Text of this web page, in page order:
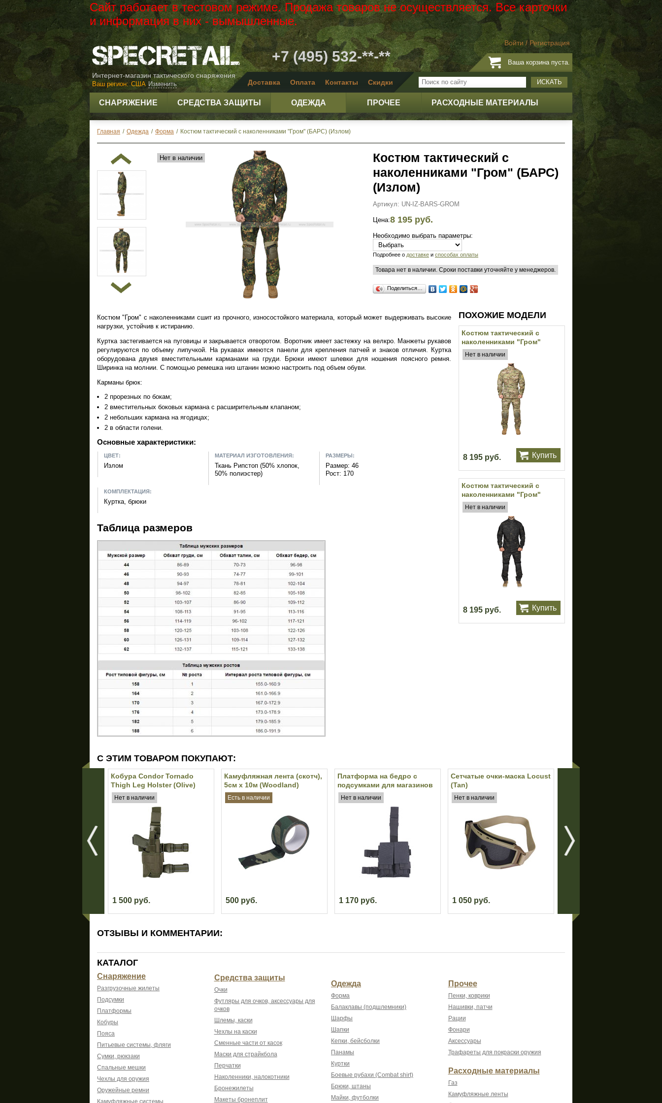
Сайт работает в тестовом режиме. Продажа товаров не осуществляется. Все карточки
и информация в них - вымышленные.
Войти / Регистрация
Ваша корзина пуста.
Интернет-магазин тактического снаряжения
+7 (495) 532-**-**
ИСКАТЬ
Доставка Оплата Контакты Скидки
Изменить
Ваш регион: США
СНАРЯЖЕНИЕ СРЕДСТВА ЗАЩИТЫ ОДЕЖДА ПРОЧЕЕ РАСХОДНЫЕ МАТЕРИАЛЫ
Главная / Одежда / Форма / Костюм тактический с наколенниками "Гром" (БАРС) (Излом)
Нет в наличии
Костюм тактический с
наколенниками "Гром" (БАРС)
(Излом)
Артикул: UN-IZ-BARS-GROM
Цена:8 195 руб.
Необходимо выбрать параметры:
Подробнее о доставке и способах оплаты
Товара нет в наличии. Сроки поставки уточняйте у менеджеров.
Поделиться…
ПОХОЖИЕ МОДЕЛИ
Костюм тактический с
наколенниками "Гром"
(БАРС) (Multicam)
Нет в наличии
8 195 руб. Купить
Костюм тактический с
наколенниками "Гром"
(БАРС) (Multicam Black)
Нет в наличии
8 195 руб. Купить
Костюм "Гром" с наколенниками сшит из прочного, износостойкого материала, который может выдерживать высокие
нагрузки, устойчив к истиранию.
Куртка застегивается на пуговицы и закрывается отворотом. Воротник имеет застежку на велкро. Манжеты рукавов
регулируются по объему липучкой. На рукавах имеются панели для крепления патчей и знаков отличия. Куртка
оборудована двумя вместительными карманами на груди. Брюки имеют шлевки для ношения поясного ремня.
Ширинка на молнии. С помощью ремешка низ штанин можно настроить под объем обуви.
Карманы брюк:
2 прорезных по бокам;
2 вместительных боковых кармана с расширительным клапаном;
2 небольших кармана на ягодицах;
2 в области голени.
Основные характеристики:
ЦВЕТ:
Излом
МАТЕРИАЛ ИЗГОТОВЛЕНИЯ:
Ткань Рипстоп (50% хлопок,
50% полиэстер)
РАЗМЕРЫ:
Размер: 46
Рост: 170
КОМПЛЕКТАЦИЯ:
Куртка, брюки
Таблица размеров
С ЭТИМ ТОВАРОМ ПОКУПАЮТ:
Кобура Condor Tornado
Thigh Leg Holster (Olive)
Нет в наличии
1 500 руб.
Камуфляжная лента (скотч),
5см х 10м (Woodland)
Есть в наличии
500 руб.
Платформа на бедро с
подсумками для магазинов
M4/M16 MFH (Black)
Нет в наличии
1 170 руб.
Сетчатые очки-маска Locust
(Tan)
Нет в наличии
1 050 руб.
ОТЗЫВЫ И КОММЕНТАРИИ:
КАТАЛОГ
Снаряжение
Разгрузочные жилеты
Подсумки
Платформы
Кобуры
Пояса
Питьевые системы, фляги
Сумки, рюкзаки
Спальные мешки
Чехлы для оружия
Оружейные ремни
Камуфляжные системы
Средства защиты
Очки
Футляры для очков, аксессуары для
очков
Шлемы, каски
Чехлы на каски
Сменные части от касок
Маски для страйкбола
Перчатки
Наколенники, налокотники
Бронежилеты
Макеты бронеплит
Одежда
Форма
Балаклавы (подшлемники)
Шарфы
Шапки
Кепки, бейсболки
Панамы
Куртки
Боевые рубахи (Combat shirt)
Брюки, штаны
Майки, футболки
Прочее
Пенки, коврики
Нашивки, патчи
Рации
Фонари
Аксессуары
Трафареты для покраски оружия
Расходные материалы
Газ
Камуфляжные ленты